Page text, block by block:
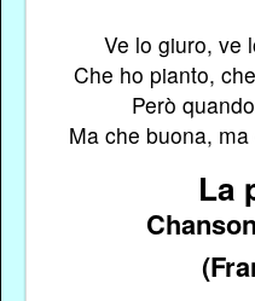
Ve lo giuro, ve
Che ho pianto,
Però
Ma che buona,
La